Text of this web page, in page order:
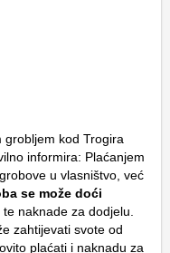
grobljem kod Trogira
informira: Plaćanjem
u vlasništvo, već
se može doći
te naknade za dodjelu.
zahtijevati svote od
plaćati i naknadu za